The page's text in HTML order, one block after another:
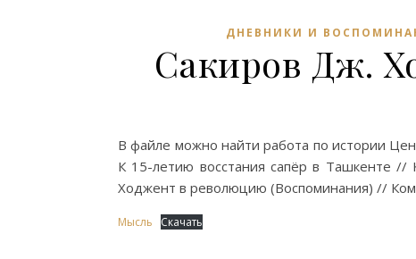
ДНЕВНИКИ И
Сакиров Дж.
В файле можно найти работа по истории
К 15-летию восстания сапёр в Ташкенте //
Ходжент в революцию (Воспоминания) //
Мысль Скачать